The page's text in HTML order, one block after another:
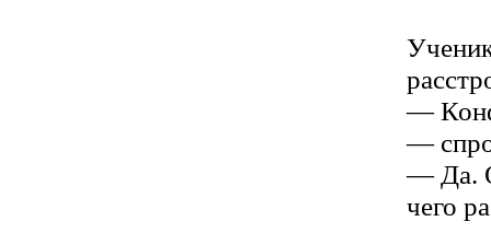
—
—
— Да.
чего